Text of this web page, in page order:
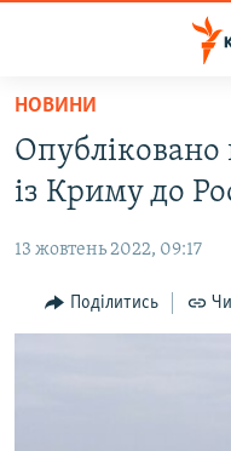
Перейти
основного
матеріалу
Перейти
до
навігації
Перейти
НОВИНИ
ВОДА.КРИМ
ВІДЕО ТА ФОТО
ПОЛІТИКА
БЛОГИ
НОВИНИ
Опубліковано
із Криму до
13 жовтень 2022, 09:17
Поділитись